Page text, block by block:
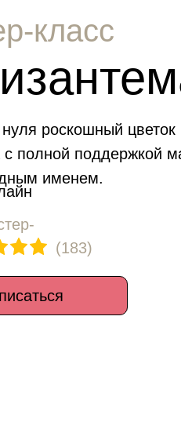
класс
(183)
роскошный цветок
полной поддержкой
именем.